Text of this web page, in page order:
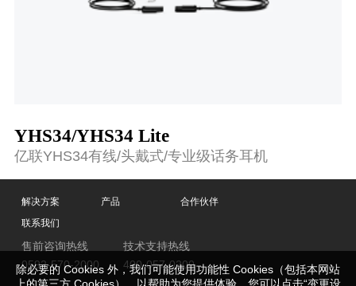
YHS34/YHS34 Lite
亿联YHS34有线/头戴式/专业级话务耳机
解决方案 产品
合作伙伴
联系我们
售前咨询热线
0592-570-2000
技术支持热线
400-057-0200
除必要的 Cookies 外，我们可能使用功能性 Cookies（包括本网站